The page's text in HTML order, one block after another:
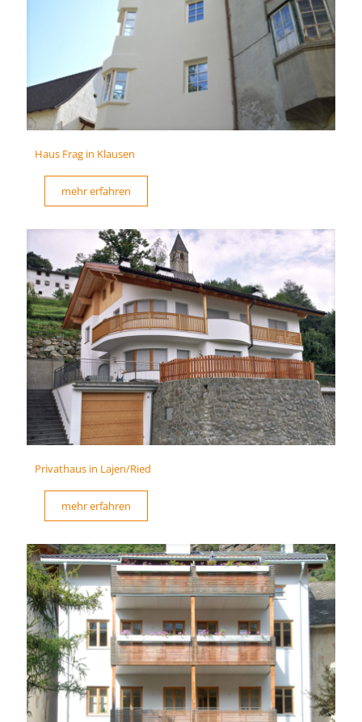
Haus Frag in Klausen
mehr erfahren
Privathaus in Lajen/Ried
mehr erfahren